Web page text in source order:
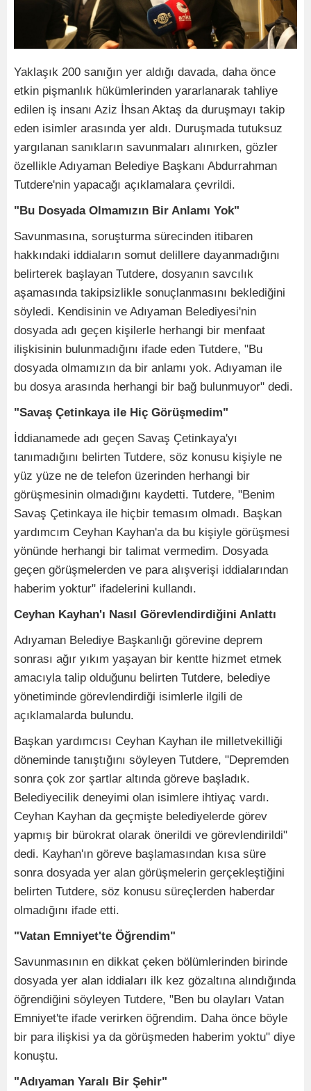
Yaklaşık 200 sanığın yer aldığı davada, daha önce
etkin pişmanlık hükümlerinden yararlanarak tahliye
edilen iş insanı Aziz İhsan Aktaş da duruşmayı takip
eden isimler arasında yer aldı. Duruşmada tutuksuz
yargılanan sanıkların savunmaları alınırken, gözler
özellikle Adıyaman Belediye Başkanı Abdurrahman
Tutdere'nin yapacağı açıklamalara çevrildi.
"Bu Dosyada Olmamızın Bir Anlamı Yok"
Savunmasına, soruşturma sürecinden itibaren
hakkındaki iddiaların somut delillere dayanmadığını
belirterek başlayan Tutdere, dosyanın savcılık
aşamasında takipsizlikle sonuçlanmasını beklediğini
söyledi. Kendisinin ve Adıyaman Belediyesi'nin
dosyada adı geçen kişilerle herhangi bir menfaat
ilişkisinin bulunmadığını ifade eden Tutdere, "Bu
dosyada olmamızın da bir anlamı yok. Adıyaman ile
bu dosya arasında herhangi bir bağ bulunmuyor" dedi.
"Savaş Çetinkaya ile Hiç Görüşmedim"
İddianamede adı geçen Savaş Çetinkaya'yı
tanımadığını belirten Tutdere, söz konusu kişiyle ne
yüz yüze ne de telefon üzerinden herhangi bir
görüşmesinin olmadığını kaydetti. Tutdere, "Benim
Savaş Çetinkaya ile hiçbir temasım olmadı. Başkan
yardımcım Ceyhan Kayhan'a da bu kişiyle görüşmesi
yönünde herhangi bir talimat vermedim. Dosyada
geçen görüşmelerden ve para alışverişi iddialarından
haberim yoktur" ifadelerini kullandı.
Ceyhan Kayhan'ı Nasıl Görevlendirdiğini Anlattı
Adıyaman Belediye Başkanlığı görevine deprem
sonrası ağır yıkım yaşayan bir kentte hizmet etmek
amacıyla talip olduğunu belirten Tutdere, belediye
yönetiminde görevlendirdiği isimlerle ilgili de
açıklamalarda bulundu.
Başkan yardımcısı Ceyhan Kayhan ile milletvekilliği
döneminde tanıştığını söyleyen Tutdere, "Depremden
sonra çok zor şartlar altında göreve başladık.
Belediyecilik deneyimi olan isimlere ihtiyaç vardı.
Ceyhan Kayhan da geçmişte belediyelerde görev
yapmış bir bürokrat olarak önerildi ve görevlendirildi"
dedi. Kayhan'ın göreve başlamasından kısa süre
sonra dosyada yer alan görüşmelerin gerçekleştiğini
belirten Tutdere, söz konusu süreçlerden haberdar
olmadığını ifade etti.
"Vatan Emniyet'te Öğrendim"
Savunmasının en dikkat çeken bölümlerinden birinde
dosyada yer alan iddiaları ilk kez gözaltına alındığında
öğrendiğini söyleyen Tutdere, "Ben bu olayları Vatan
Emniyet'te ifade verirken öğrendim. Daha önce böyle
bir para ilişkisi ya da görüşmeden haberim yoktu" diye
konuştu.
"Adıyaman Yaralı Bir Şehir"